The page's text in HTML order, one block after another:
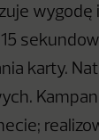
wygodę
karty.